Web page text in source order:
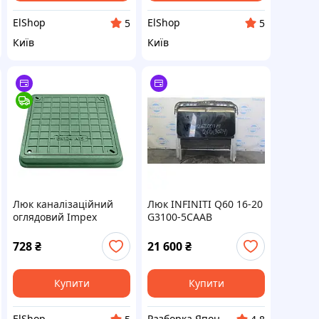
ElShop
5
Київ
ElShop
5
Київ
Люк каналізаційний
оглядовий Impex
прямокутний 450 х 500
мм зелений
728₴
Купити
Люк INFINITI Q60 16-20
G3100-5CAAB
21 600₴
Купити